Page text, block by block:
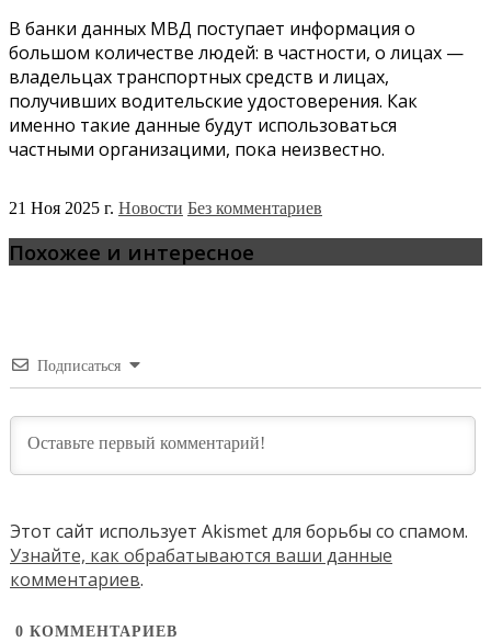
В банки данных МВД поступает информация о
большом количестве людей: в частности, о лицах —
владельцах транспортных средств и лицах,
получивших водительские удостоверения. Как
именно такие данные будут использоваться
частными организацими, пока неизвестно.
21 Ноя 2025 г. Новости Без комментариев
Похожее и интересное
Подписаться
Этот сайт использует Akismet для борьбы со спамом.
Узнайте, как обрабатываются ваши данные
комментариев.
0 КОММЕНТАРИЕВ